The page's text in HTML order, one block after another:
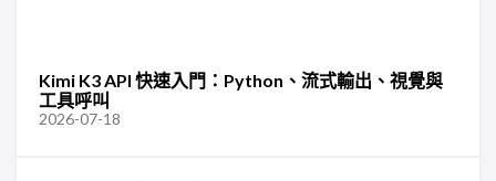
Kimi K3 API 快速入門：Python、流式輸出、視覺與
工具呼叫
2026-07-18